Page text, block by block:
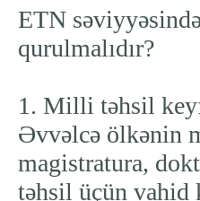
ETN
qurulmalıdır?
1. Milli təhsil
Əvvəlcə ölkənin
magistratura,
təhsil üçün vahid